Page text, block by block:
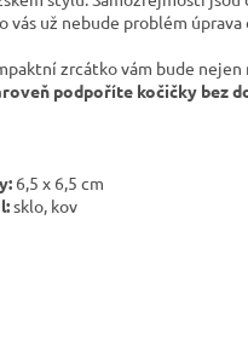
vás už nebude problém
zrcátko vám bude
podpoříte kočičky bez
6,5 x 6,5 cm
sklo, kov